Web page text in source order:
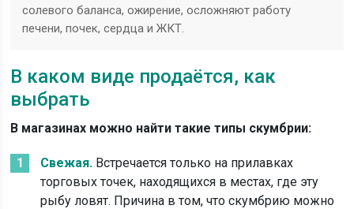
солевого баланса, ожирение, осложняют работу
печени, почек, сердца и ЖКТ.
В каком виде продаётся, как
выбрать
В магазинах можно найти такие типы скумбрии:
Свежая. Встречается только на прилавках
торговых точек, находящихся в местах, где эту
рыбу ловят. Причина в том, что скумбрию можно